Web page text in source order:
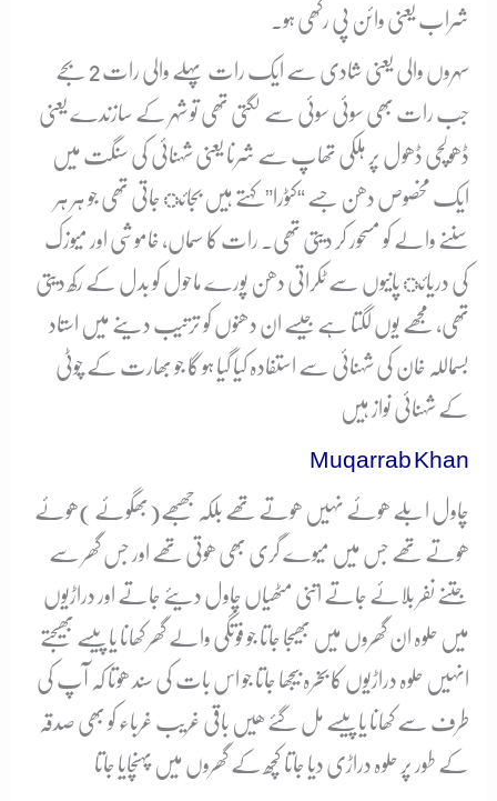
شراب یعنی وائن پی رکھی ہو۔
سہروں والی یعنی شادی سے ایک رات پہلے والی رات 2 بجے
جب رات بھی سوئی سوئی سے لگتی تھی تو شہر کے سازندے یعنی
ڈھولچی ڈھول پر ہلکی تھاپ سے شرنا یعنی شہنائی کی سنگت میں
ایک مخصوص دھن جسے “کٹورا” کہتے ہیں بجائ جاتی تھی جو ہر ہر
سننے والے کو مسحور کر دیتی تھی۔ رات کا سماں، خاموشی اور میوزک
کی دریائ پانیوں سے ٹکراتی دھن پورے ماحول کو بدل کے رکھ دیتی
تھی، مجھے یوں لگتا ہے جیسے ان دھنوں کو ترتیب دینے میں استاد
بسماللہ خان کی شہنائی سے استفادہ کیا گیا ہو گا جو بھارت کے چوٹی
کے شہنائی نواز ہیں
Muqarrab Khan
چاول ابلے ھوئے نہیں ھوتے تھے بلکہ جھبھے(بھگوئے )ھوئے
ھوتے تھے جس میں میوے گری بھی ھوتی تھے اور جس گھر سے
جتنے نفر بلائے جاتے اتنی مٹھیاں چاول دیئے جاتے اور دراڑیوں
میں حلوہ ان گھروں میں بھیجا جاتا جو فوتگی والے گھر کھانا یا پیسے بھیجتے
انہیں حلوہ دراڑیوں کا بخرہ بیجھا جاتا جو اس بات کی سند ھوتا کہ آپ کی
طرف سے کھانا یا پیسے مل گئے ھیں باقی غریب غرباء کو بھی صدقہ
کے طور پر حلوہ دراڑی دیا جاتا کچھ کے گھروں میں پہنچایا جاتا